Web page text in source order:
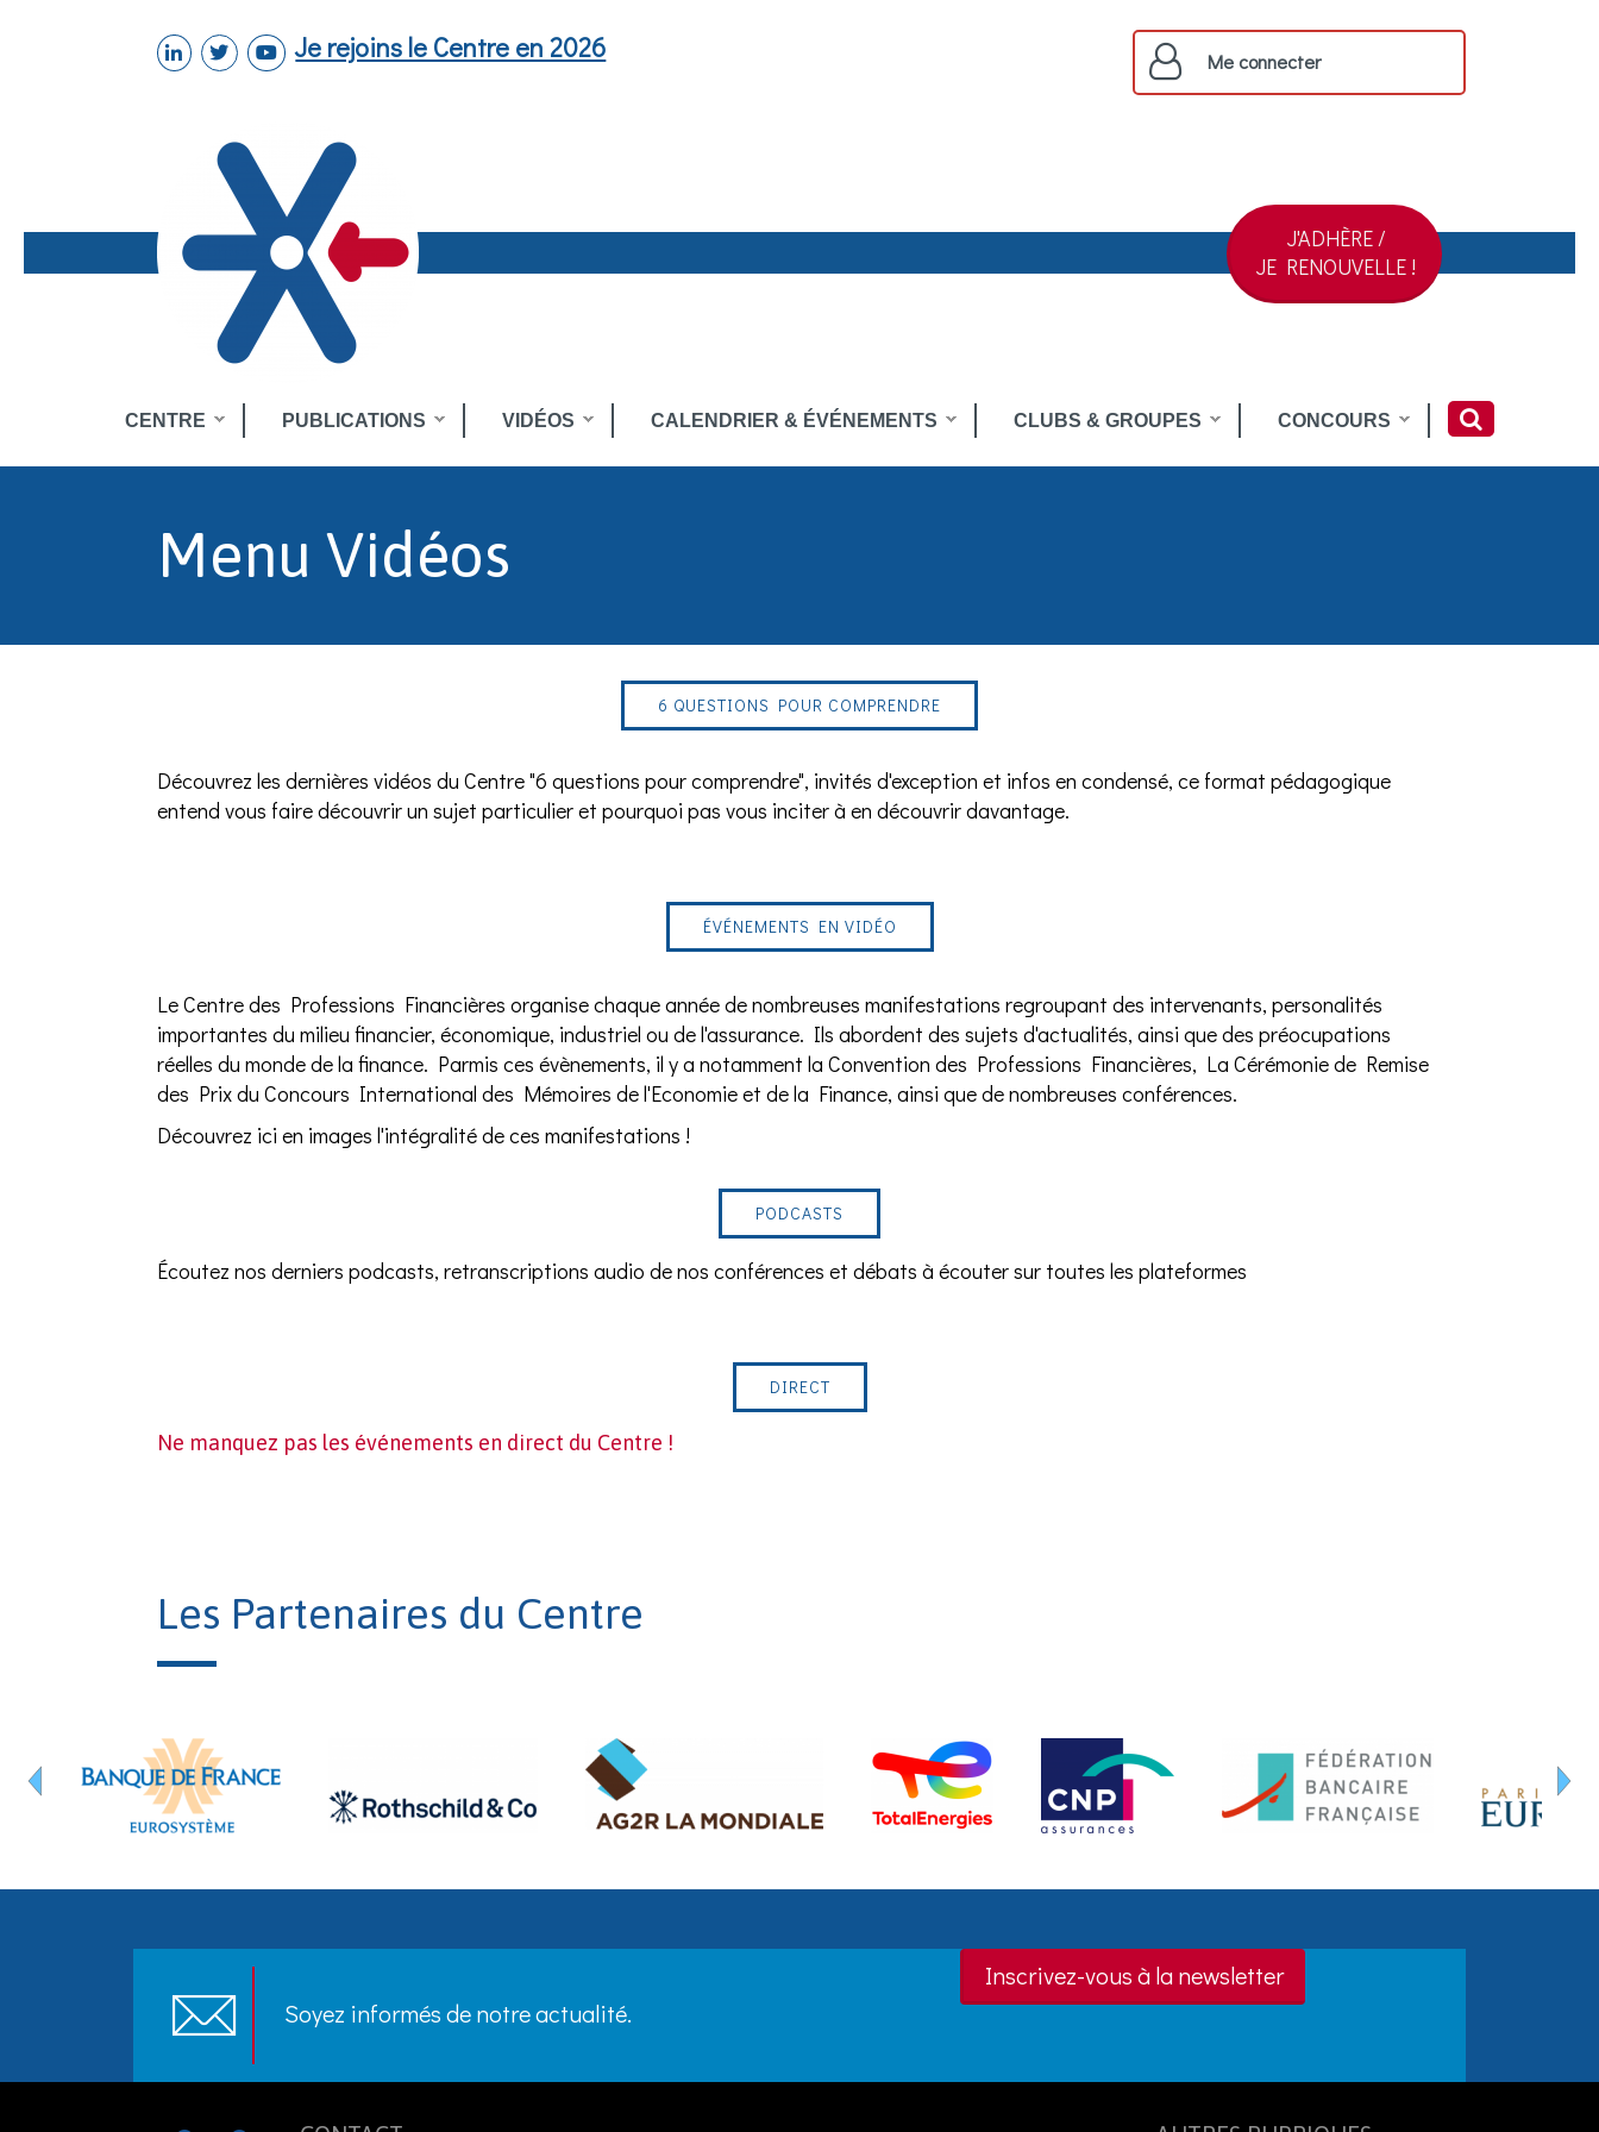
linkedintwitter youtube
Je rejoins le Centre en 2026 Me connecter
J'ADHÈRE /
JE RENOUVELLE !
CENTRE PUBLICATIONS VIDÉOS CALENDRIER & ÉVÉNEMENTS CLUBS & GROUPES CONCOURS
Menu Vidéos
6 QUESTIONS POUR COMPRENDRE
Découvrez les dernières vidéos du Centre "6 questions pour comprendre", invités d'exception et infos en condensé, ce format pédagogique
entend vous faire découvrir un sujet particulier et pourquoi pas vous inciter à en découvrir davantage.
ÉVÉNEMENTS EN VIDÉO
Le Centre des Professions Financières organise chaque année de nombreuses manifestations regroupant des intervenants, personalités
importantes du milieu financier, économique, industriel ou de l'assurance. Ils abordent des sujets d'actualités, ainsi que des préocupations
réelles du monde de la finance. Parmis ces évènements, il y a notamment la Convention des Professions Financières, La Cérémonie de Remise
des Prix du Concours International des Mémoires de l'Economie et de la Finance, ainsi que de nombreuses conférences.
Découvrez ici en images l'intégralité de ces manifestations !
PODCASTS
Écoutez nos derniers podcasts, retranscriptions audio de nos conférences et débats à écouter sur toutes les plateformes
DIRECT
Ne manquez pas les événements en direct du Centre !
Les Partenaires du Centre
Soyez informés de notre actualité.
Inscrivez-vous à la newsletter